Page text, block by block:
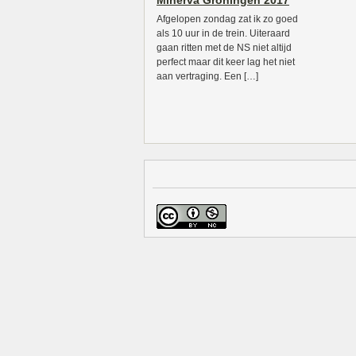
Afgelopen zondag zat ik zo goed
als 10 uur in de trein. Uiteraard
gaan ritten met de NS niet altijd
perfect maar dit keer lag het niet
aan vertraging. Een […]